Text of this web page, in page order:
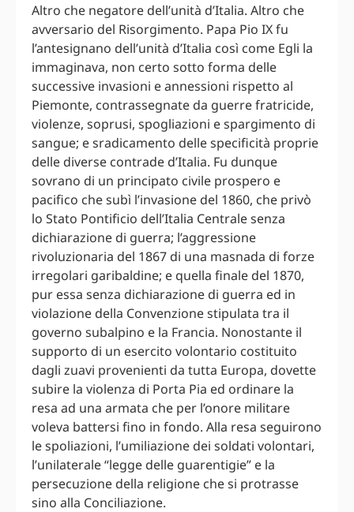
Altro che negatore dell’unità d’Italia. Altro che
avversario del Risorgimento. Papa Pio IX fu
l’antesignano dell’unità d’Italia così come Egli la
immaginava, non certo sotto forma delle
successive invasioni e annessioni rispetto al
Piemonte, contrassegnate da guerre fratricide,
violenze, soprusi, spogliazioni e spargimento di
sangue; e sradicamento delle specificità proprie
delle diverse contrade d’Italia. Fu dunque
sovrano di un principato civile prospero e
pacifico che subì l’invasione del 1860, che privò
lo Stato Pontificio dell’Italia Centrale senza
dichiarazione di guerra; l’aggressione
rivoluzionaria del 1867 di una masnada di forze
irregolari garibaldine; e quella finale del 1870,
pur essa senza dichiarazione di guerra ed in
violazione della Convenzione stipulata tra il
governo subalpino e la Francia. Nonostante il
supporto di un esercito volontario costituito
dagli zuavi provenienti da tutta Europa, dovette
subire la violenza di Porta Pia ed ordinare la
resa ad una armata che per l’onore militare
voleva battersi fino in fondo. Alla resa seguirono
le spoliazioni, l’umiliazione dei soldati volontari,
l’unilaterale “legge delle guarentigie” e la
persecuzione della religione che si protrasse
sino alla Conciliazione.